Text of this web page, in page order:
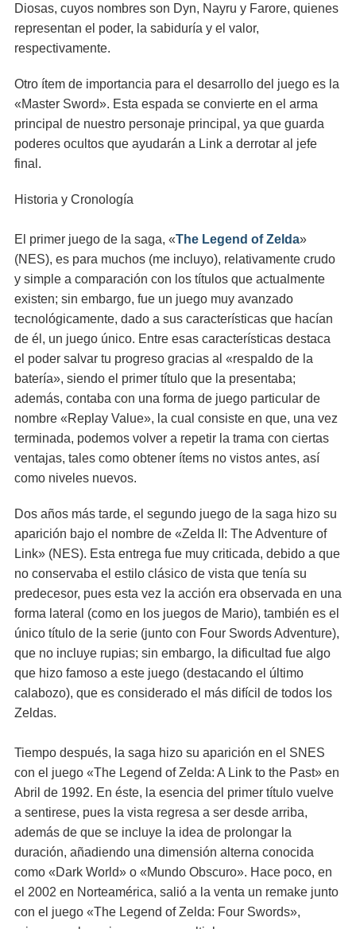
Diosas, cuyos nombres son Dyn, Nayru y Farore, quienes
representan el poder, la sabiduría y el valor,
respectivamente.
Otro ítem de importancia para el desarrollo del juego es la
«Master Sword». Esta espada se convierte en el arma
principal de nuestro personaje principal, ya que guarda
poderes ocultos que ayudarán a Link a derrotar al jefe
final.
Historia y Cronología
El primer juego de la saga, «The Legend of Zelda»
(NES), es para muchos (me incluyo), relativamente crudo
y simple a comparación con los títulos que actualmente
existen; sin embargo, fue un juego muy avanzado
tecnológicamente, dado a sus características que hacían
de él, un juego único. Entre esas características destaca
el poder salvar tu progreso gracias al «respaldo de la
batería», siendo el primer título que la presentaba;
además, contaba con una forma de juego particular de
nombre «Replay Value», la cual consiste en que, una vez
terminada, podemos volver a repetir la trama con ciertas
ventajas, tales como obtener ítems no vistos antes, así
como niveles nuevos.
Dos años más tarde, el segundo juego de la saga hizo su
aparición bajo el nombre de «Zelda II: The Adventure of
Link» (NES). Esta entrega fue muy criticada, debido a que
no conservaba el estilo clásico de vista que tenía su
predecesor, pues esta vez la acción era observada en una
forma lateral (como en los juegos de Mario), también es el
único título de la serie (junto con Four Swords Adventure),
que no incluye rupias; sin embargo, la dificultad fue algo
que hizo famoso a este juego (destacando el último
calabozo), que es considerado el más difícil de todos los
Zeldas.
Tiempo después, la saga hizo su aparición en el SNES
con el juego «The Legend of Zelda: A Link to the Past» en
Abril de 1992. En éste, la esencia del primer título vuelve
a sentirese, pues la vista regresa a ser desde arriba,
además de que se incluye la idea de prolongar la
duración, añadiendo una dimensión alterna conocida
como «Dark World» o «Mundo Obscuro». Hace poco, en
el 2002 en Norteamérica, salió a la venta un remake junto
con el juego «The Legend of Zelda: Four Swords»,